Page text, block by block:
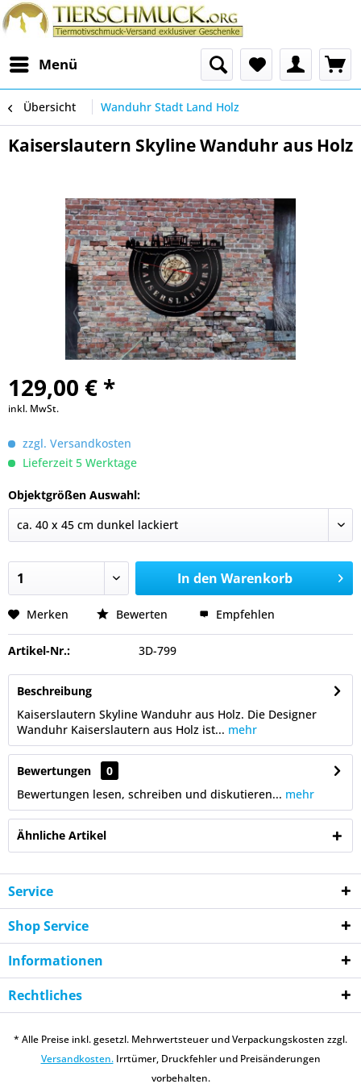
Menü
Übersicht Wanduhr Stadt Land Holz
Kaiserslautern Skyline Wanduhr aus Holz
129,00 € *
inkl. MwSt.
zzgl. Versandkosten
Lieferzeit 5 Werktage
Objektgrößen Auswahl:
In den Warenkorb
Merken Bewerten Empfehlen
Artikel-Nr.: 3D-799
Beschreibung
Kaiserslautern Skyline Wanduhr aus Holz. Die Designer
Wanduhr Kaiserslautern aus Holz ist... mehr
Bewertungen
0
Bewertungen lesen, schreiben und diskutieren... mehr
Ähnliche Artikel
Service
Shop Service
Informationen
Rechtliches
* Alle Preise inkl. gesetzl. Mehrwertsteuer und Verpackungskosten zzgl.
Versandkosten.Irrtümer, Druckfehler und Preisänderungen
vorbehalten.